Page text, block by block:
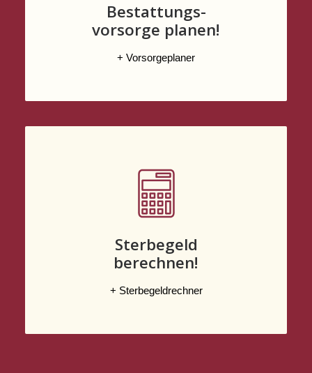
Bestattungs-
vorsorge planen!
+ Vorsorgeplaner
Sterbegeld
berechnen!
+ Sterbegeldrechner